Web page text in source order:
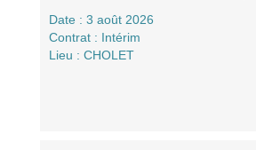
Date : 3 août 2026
Contrat : Intérim
Lieu : CHOLET